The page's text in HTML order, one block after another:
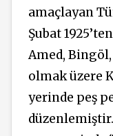
amaçlayan
Şubat
Amed,
olmak üzere
yerinde peş